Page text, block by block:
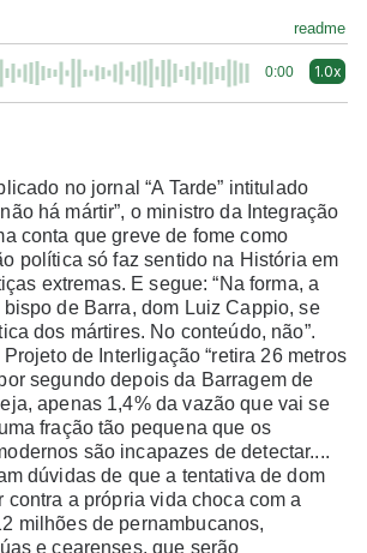
readme
0:00 1.0x
no jornal “A Tarde” intitulado
há mártir”, o ministro da Integração
conta que greve de fome como
política só faz sentido na História em
extremas. E segue: “Na forma, a
de Barra, dom Luiz Cappio, se
dos mártires. No conteúdo, não”.
de Interligação “retira 26 metros
segundo depois da Barragem de
apenas 1,4% da vazão que vai se
fração tão pequena que os
são incapazes de detectar....
dúvidas de que a tentativa de dom
contra a própria vida choca com a
milhões de pernambucanos,
e cearenses, que serão